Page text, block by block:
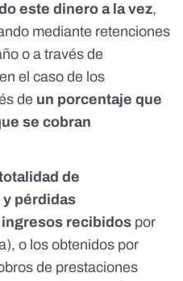
este dinero a la vez,
mediante retenciones
o a través de
el caso de los
de un porcentaje que
se cobran
de
pérdidas
ingresos recibidos por
o los obtenidos por
de prestaciones